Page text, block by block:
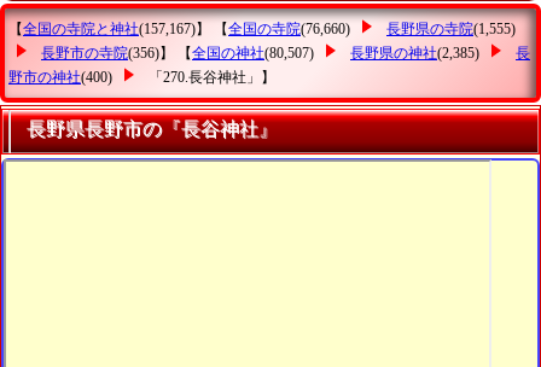
【全国の寺院と神社(157,167)】 【全国の寺院(76,660) 長野県の寺院(1,555)
長野市の寺院(356)】 【全国の神社(80,507) 長野県の神社(2,385)
長
野市の神社(400) 「270.長谷神社」 】
長野県長野市の『長谷神社』